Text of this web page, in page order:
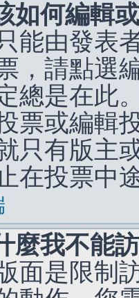
如何編輯
能由發表
，請點選
總是在此
票或編輯
只有版主
在投票中
麼我不能
面是限制